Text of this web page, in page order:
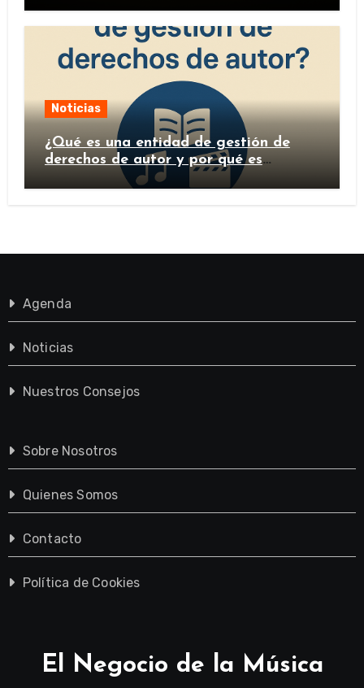
Noticias
¿Qué es una entidad de gestión de
derechos de autor y por qué es
importante?
Agenda
Noticias
Nuestros Consejos
Sobre Nosotros
Quienes Somos
Contacto
Política de Cookies
El Negocio de la Música